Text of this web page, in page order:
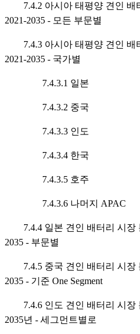
7.4.2 아시아 태평양 견인 배
2021-2035 - 모든 부문별
7.4.3 아시아 태평양 견인 배
2021-2035 - 국가별
7.4.3.1 일본
7.4.3.2 중국
7.4.3.3 인도
7.4.3.4 한국
7.4.3.5 호주
7.4.3.6 나머지 APAC
7.4.4 일본 견인 배터리 시장
2035 - 부문별
7.4.5 중국 견인 배터리 시장
2035 - 기준 One Segment
7.4.6 인도 견인 배터리 시장
2035년 - 세그먼트별로